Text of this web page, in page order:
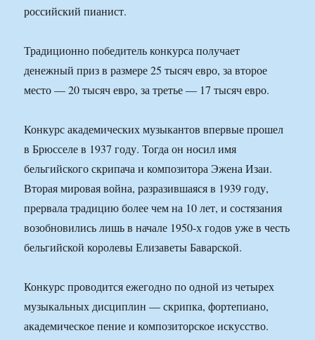
российский пианист.
Традиционно победитель конкурса получает
денежный приз в размере 25 тысяч евро, за второе
место — 20 тысяч евро, за третье — 17 тысяч евро.
Конкурс академических музыкантов впервые прошел
в Брюсселе в 1937 году. Тогда он носил имя
бельгийского скрипача и композитора Эжена Изаи.
Вторая мировая война, разразившаяся в 1939 году,
прервала традицию более чем на 10 лет, и состязания
возобновились лишь в начале 1950-х годов уже в честь
бельгийской королевы Елизаветы Баварской.
Конкурс проводится ежегодно по одной из четырех
музыкальных дисциплин — скрипка, фортепиано,
академическое пение и композиторское искусство.